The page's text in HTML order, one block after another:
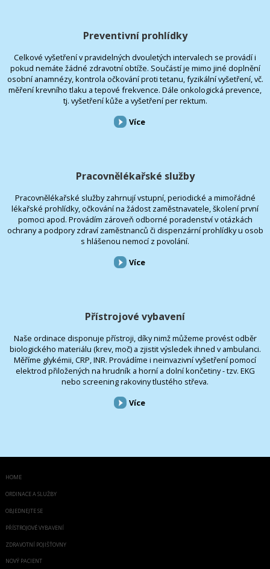
Preventivní prohlídky
Celkové vyšetření v pravidelných dvouletých intervalech se provádí i
pokud nemáte žádné zdravotní obtíže. Součástí je mimo jiné doplnění
osobní anamnézy, kontrola očkování proti tetanu, fyzikální vyšetření, vč.
měření krevního tlaku a tepové frekvence. Dále onkologická prevence,
tj. vyšetření kůže a vyšetření per rektum.
Více
Pracovnělékařské služby
Pracovnělékařské služby zahrnují vstupní, periodické a mimořádné
lékařské prohlídky, očkování na žádost zaměstnavatele, školení první
pomoci apod. Provádím zároveň odborné poradenství v otázkách
ochrany a podpory zdraví zaměstnanců či dispenzární prohlídky u osob
s hlášenou nemocí z povolání.
Více
Přístrojové vybavení
Naše ordinace disponuje přístroji, díky nimž můžeme provést odběr
biologického materiálu (krev, moč) a zjistit výsledek ihned v ambulanci.
Měříme glykémii, CRP, INR. Provádíme i neinvazivní vyšetření pomocí
elektrod přiložených na hrudník a horní a dolní končetiny - tzv. EKG
nebo screening rakoviny tlustého střeva.
Více
HOME
ORDINACE A SLUŽBY
OBJEDNEJTE SE
PŘÍSTROJOVÉ VYBAVENÍ
ZDRAVOTNÍ POJIŠŤOVNY
NOVÝ PACIENT